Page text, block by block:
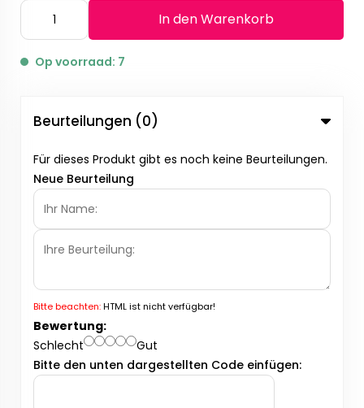
In den Warenkorb
Op voorraad: 7
Beurteilungen (0)
Für dieses Produkt gibt es noch keine Beurteilungen.
Neue Beurteilung
Bitte beachten:HTML ist nicht verfügbar!
Bewertung:
Schlecht
Gut
Bitte den unten dargestellten Code einfügen: